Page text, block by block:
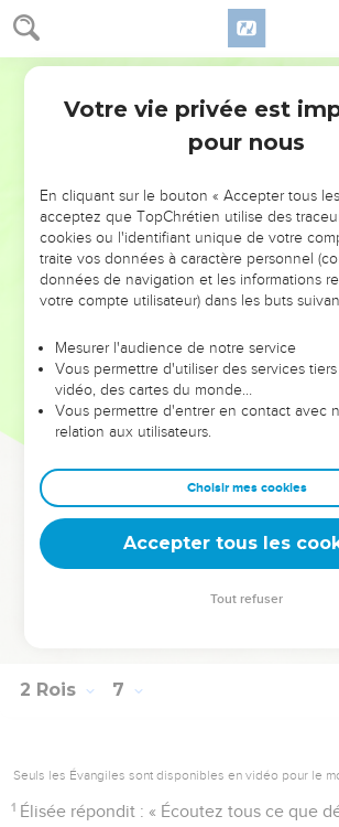
2 Rois 6
nous le mangions, elle l’a caché. »
30 Quand le roi entendit la femme lui
ses vêtements ; il était alors sur la
les gens de la ville purent voir que, par-
une étoffe grossière directement sur la
Le roi s’écria : « Que Dieu m’inflige le
malheurs si ce soir Élisée, fils de Chafath,
les épaules. »
Élisée annonce la fin de la
Cependant Élisée tenait une réunion
même que cet envoyé arrive, Élisée dit
« Voyez-vous cela ! Cet assassin envoie
couper la tête. Faites attention : quand cet
fermez la porte et empêchez-le d’entrer.
Élisée parlait encore lorsque le roi arriva
« C’est le Seigneur qui nous envoie tous
puis-je encore espérer de lui ? »
© Société biblique française – Bibli’O, 1997, avec
2 Rois 7
Seuls les Évangiles sont disponibles en vidéo pour le
1 Élisée répondit : « Écoutez tous ce que
Votre vie privée est
pour nous
En cliquant sur le bouton « Accepter tous
acceptez que TopChrétien utilise des
cookies ou l'identifiant unique de votre
traite vos données à caractère personnel
données de navigation et les informations
votre compte utilisateur) dans les buts
Mesurer l'audience de notre service
Vous permettre d'utiliser des services
vidéo, des cartes du monde…
Vous permettre d'entrer en contact avec
relation aux utilisateurs.
Choisir mes cookies
Accepter tous les
Tout refuser